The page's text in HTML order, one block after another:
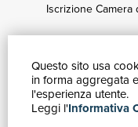
Questo sito usa
in forma aggregata
l'esperienza utente.
Leggi l'Informativa
Iscrizione Camera